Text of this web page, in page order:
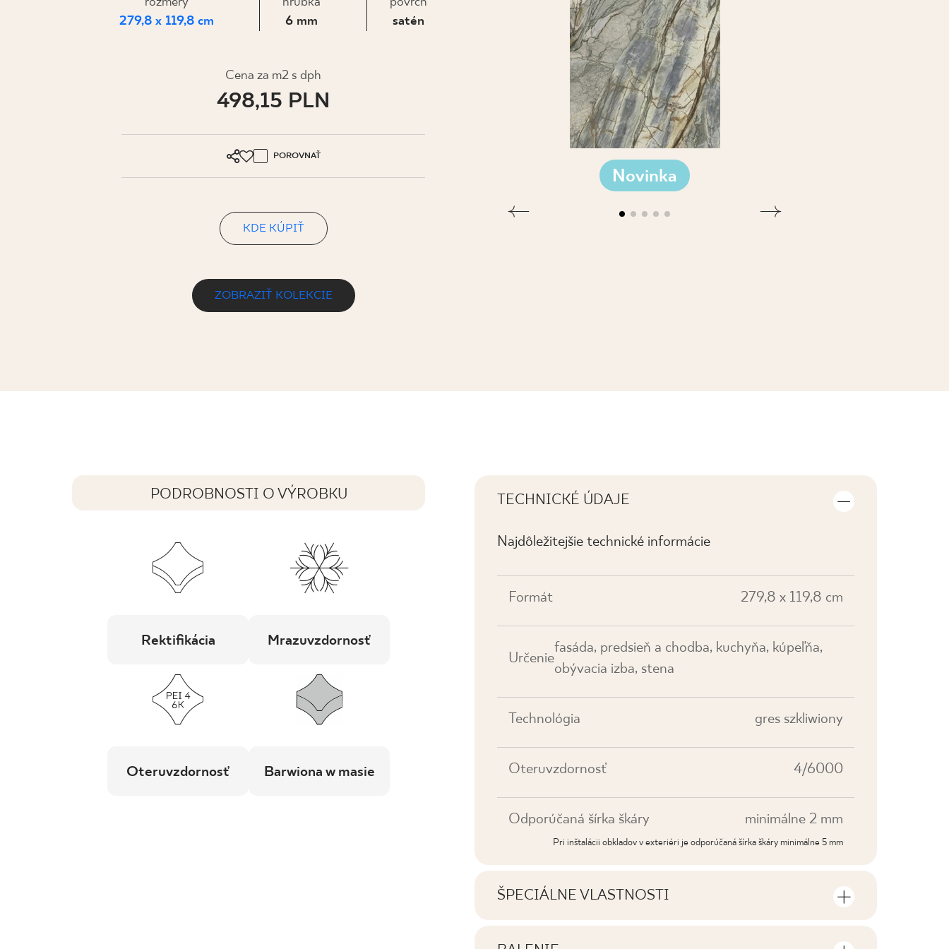
DE UK RU
279,8 x 119,8 cm
6 mm
satén
Cena za m2 s dph
498,15 PLN
POROVNAŤ
KDE KÚPIŤ
ZOBRAZIŤ KOLEKCIE
Novinka
PODROBNOSTI O VÝROBKU
Rektifikácia Mrazuvzdornosť
Oteruvzdornosť Barwiona w masie
TECHNICKÉ ÚDAJE
Najdôležitejšie technické informácie
Formát 279,8 x 119,8 cm
Určenie
fasáda, predsieň a chodba, kuchyňa, kúpeľňa,
obývacia izba, stena
Technológia gres szkliwiony
Oteruvzdornosť 4/6000
Odporúčaná šírka škáry minimálne 2 mm
Pri inštalácii obkladov v exteriéri je odporúčaná šírka škáry minimálne 5 mm
ŠPECIÁLNE VLASTNOSTI